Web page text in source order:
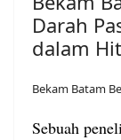
Darah
dalam
Bekam Batam
Sebuah